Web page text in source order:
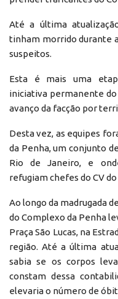
Até a última
tinham morrido durante
suspeitos.
Esta é mais uma
iniciativa permanente
avanço da facção por
Desta vez, as equipes
da Penha, um conjunto
Rio de Janeiro, e
refugiam chefes do CV
Ao longo da madrugada
do Complexo da Penha
Praça São Lucas, na
região. Até a última
sabia se os corpos
constam dessa
elevaria o número de